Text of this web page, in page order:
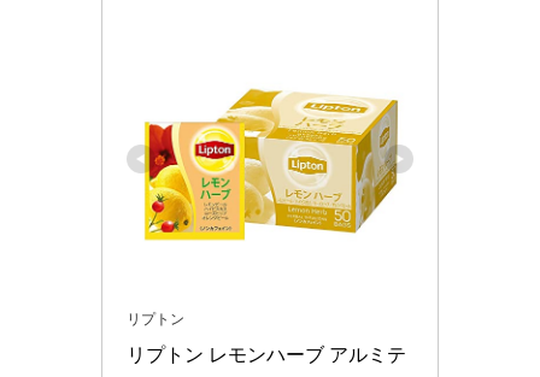
リプトン
リプトン レモンハーブ アルミテ